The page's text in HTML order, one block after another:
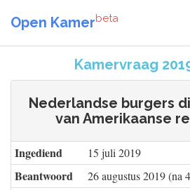
Open Kamerbeta
Kamervraag
Nederlandse burgers
van Amerikaanse
Ingediend 15 juli 2019
Beantwoord 26 augustus 2019 (na